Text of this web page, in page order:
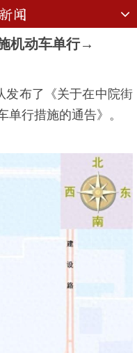
机动车单行→
发布了《关于在中院街
单行措施的通告》。